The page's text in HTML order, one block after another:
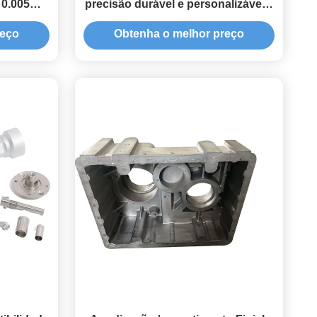
tipos
precisão durável e personalizáveis,
usinadas por CNC, para
automóveis e eletrónica
Obtenha o melhor preço